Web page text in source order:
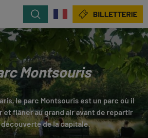
Rechercher BILLETTERIE
Montsouris
le parc Montsouris est un parc où il
et flâner au grand air avant de repartir
découverte de la capitale.